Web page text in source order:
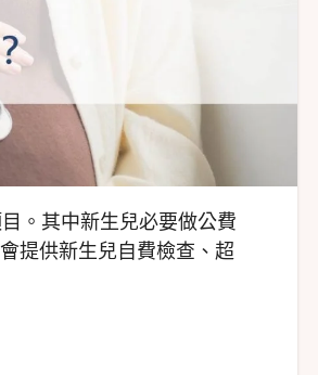
。其中新生兒必要做公費
提供新生兒自費檢查、超